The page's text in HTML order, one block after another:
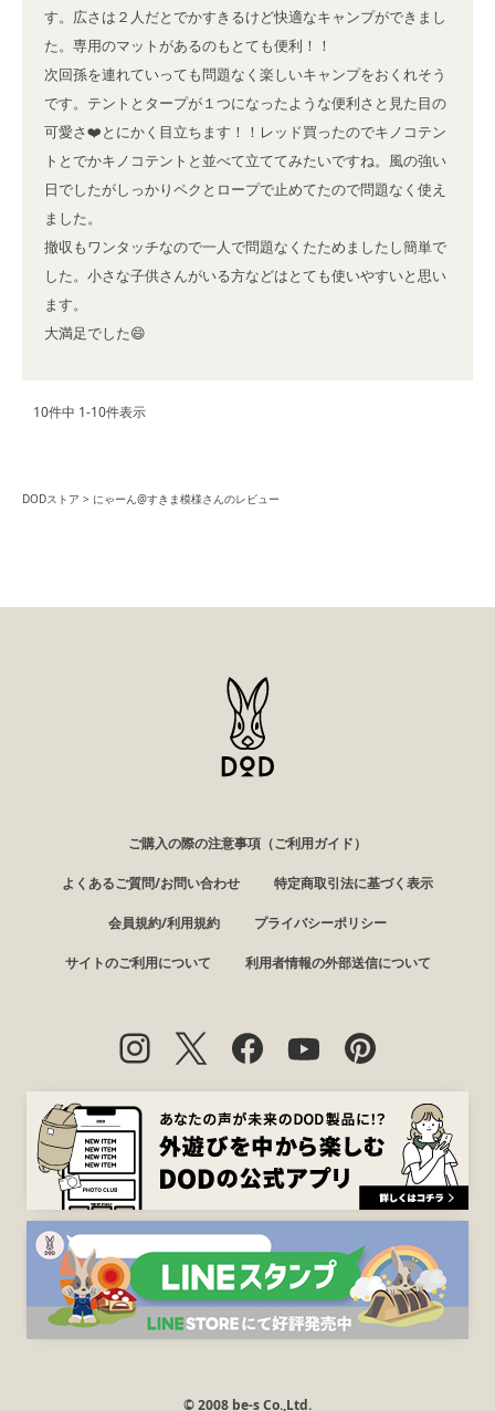
す。広さは２人だとでかすきるけど快適なキャンプができまし
た。専用のマットがあるのもとても便利！！
次回孫を連れていっても問題なく楽しいキャンプをおくれそう
です。テントとタープが１つになったような便利さと見た目の
可愛さ❤️とにかく目立ちます！！レッド買ったのでキノコテン
トとでかキノコテントと並べて立ててみたいですね。風の強い
日でしたがしっかりペクとロープで止めてたので問題なく使え
ました。
撤収もワンタッチなので一人で問題なくたためましたし簡単で
した。小さな子供さんがいる方などはとても使いやすいと思い
ます。
大満足でした😄
10件中 1-10件表示
DODストア にゃーん@すきま模様さんのレビュー
ご購入の際の注意事項（ご利用ガイド）
よくあるご質問/お問い合わせ 特定商取引法に基づく表示
会員規約/利用規約 プライバシーポリシー
サイトのご利用について 利用者情報の外部送信について
© 2008 be-s Co.,Ltd.